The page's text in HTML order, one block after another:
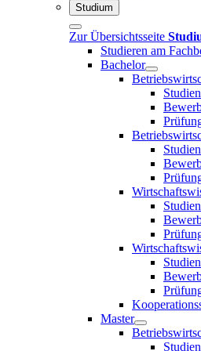
Studium
Zur Übersichtsseite
Studieren am
Bachelor
Master